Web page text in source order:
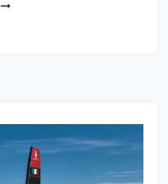
38.
STRATEGISCHER